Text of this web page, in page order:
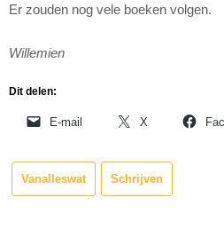
Er zouden nog vele boeken volgen.
Willemien
Dit delen:
E-mail X
Vanalleswat Schrijven